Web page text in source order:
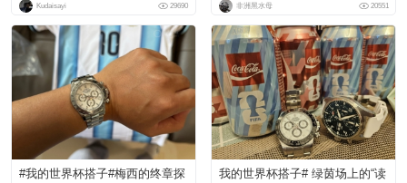
Kudaisayi 29690 非洲黑水母 20551
#我的世界杯搭子#梅西的终章探
我的世界杯搭子# 绿茵场上的“读